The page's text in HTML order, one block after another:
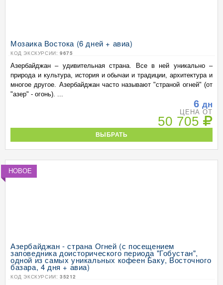
Мозаика Востока (6 дней + авиа)
КОД ЭКСКУРСИИ: 9675
Азербайджан – удивительная страна. Все в ней уникально –
природа и культура, история и обычаи и традиции, архитектура и
многое другое. Азербайджан часто называют "страной огней" (от
"азер" - огонь). ...
6 дн
ЦЕНА ОТ
50 705
ВЫБРАТЬ
НОВОЕ
Азербайджан - страна Огней (с посещением
заповедника доисторического периода "Гобустан",
одной из самых уникальных кофеен Баку, Восточного
базара, 4 дня + авиа)
КОД ЭКСКУРСИИ: 35212